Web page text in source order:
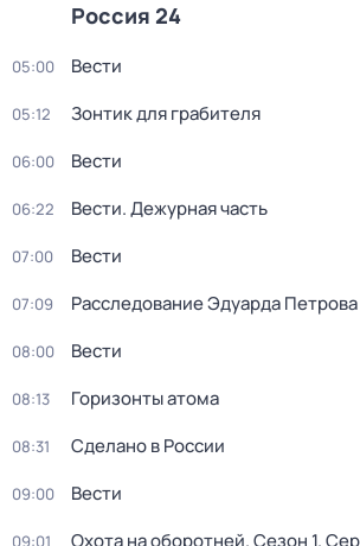
Россия 24
05:00 Вести
05:12 Зонтик для грабителя
06:00 Вести
06:22 Вести. Дежурная часть
07:00 Вести
07:09 Расследование Эдуарда Петрова
08:00 Вести
08:13 Горизонты атома
08:31 Сделано в России
09:00 Вести
09:01 Охота на оборотней. Сезон 1.